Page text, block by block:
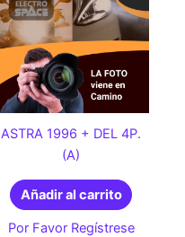
ASTRA 1996 + DEL 4P.
(A)
Añadir al carrito
Por Favor Regístrese